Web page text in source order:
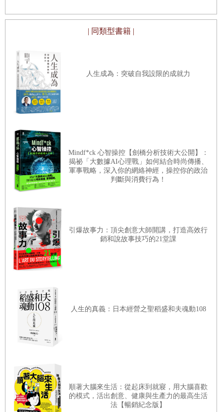
工作一個接一個換，深信下一站就是終點站。
我選擇的這條路徑，盡是威風的名字和了不起的成就，所
人會問你：「你為什麼要做這個？」我花了很久時間才看出
盲點，也才有勇氣開始認真問自己那種更深入的問題。
這麼一問，最後我就離開了。不對──是跑開，我甚至退回
兩萬四千美元的簽約獎金，還錯失了原本再撐九個月就有的
很快就站不住腳。不久，我就明白自己一直走在一條不屬於
我的路徑上，而要找出一條往前的新路，就必須踏入未知。
步上未知之路大約一年後，我無意中發現了一個詞彙，方得
暫停腳步，沉靜下來。在大衛．懷特（David Whyte）的書
之路」的概念。對懷特而言，無路之路是一種悖論：「我們
連看都不到這條路，也認不出來」。對我來說，無路之路是
一句讓我安心的箴言，讓我知道自己不會有事。這種冥冥之
中的盲信，對於隨時都有計畫度過人生前三十二年的我，是
次接觸無路之路的概念，「不懂意思是正常的」。
不過，對我來說，這概念的意思無所不包。
無路之路，是預設之路外的另一種選擇，代表欣然接受不確
定與不安。在這個要你我當乖乖牌的世界裡，是對冒險的召
控時，大笑置之，還要全心接受，無常的未來不是我們要解
決的問題。
說到底，這個概念是思考人生該怎麼走的一種新說法。
| 同類型書籍 |
人生成為：突破自我設限的成就力
Mindf*ck 心智操控【劍橋分析技術大公開】：
揭祕「大數據AI心理戰」如何結合時尚傳播、
軍事戰略，深入你的網絡神經，操控你的政治
判斷與消費行為！
引爆故事力：頂尖創意大師開講，打造高效行
銷和說故事技巧的21堂課
人生的真義：日本經營之聖稻盛和夫魂動108
順著大腦來生活：從起床到就寢，用大腦喜歡
的模式，活出創意、健康與生產力的最高生活
法【暢銷紀念版】